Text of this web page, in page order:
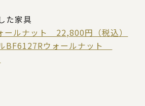
た家具
ールナット 22,800円（税込）
BF6127Rウォールナット